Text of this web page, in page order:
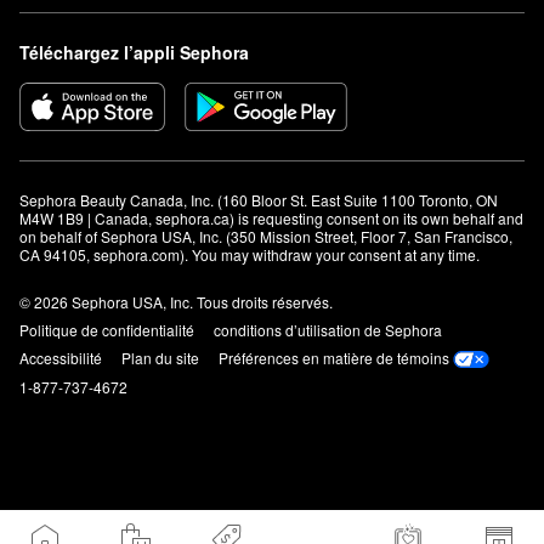
Téléchargez l’appli Sephora
Sephora Beauty Canada, Inc. (160 Bloor St. East Suite 1100 Toronto, ON
M4W 1B9 | Canada, sephora.ca) is requesting consent on its own behalf and
on behalf of Sephora USA, Inc. (350 Mission Street, Floor 7, San Francisco,
CA 94105, sephora.com). You may withdraw your consent at any time.
© 2026 Sephora USA, Inc. Tous droits réservés.
Politique de confidentialité
conditions d’utilisation de Sephora
Accessibilité
Plan du site
Préférences en matière de témoins
1-877-737-4672